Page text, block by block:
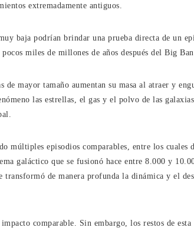
extremadamente antiguos.
baja podrían brindar una prueba directa de un
miles de millones de años después del Big
mayor tamaño aumentan su masa al atraer y
las estrellas, el gas y el polvo de las
múltiples episodios comparables, entre los cuales
galáctico que se fusionó hace entre 8.000 y
transformó de manera profunda la dinámica y el
comparable. Sin embargo, los restos de